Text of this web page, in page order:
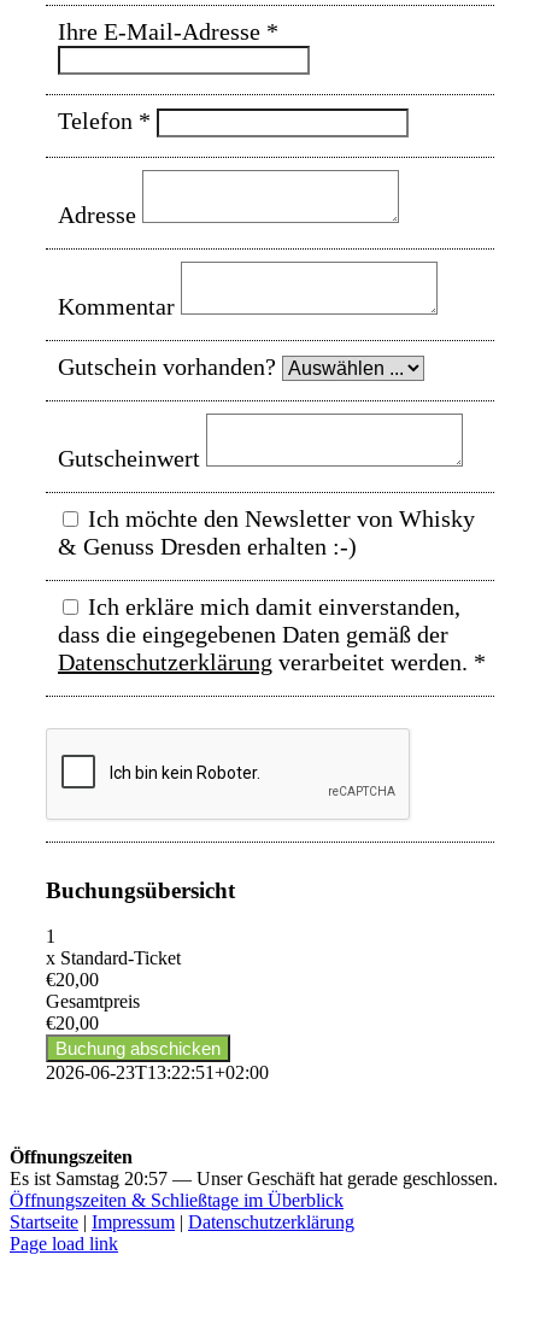
Ihre E-Mail-Adresse *
Telefon *
Adresse
Kommentar
Gutschein vorhanden?
Gutscheinwert
Ich möchte den Newsletter von Whisky
& Genuss Dresden erhalten :-)
Ich erkläre mich damit einverstanden,
dass die eingegebenen Daten gemäß der
Datenschutzerklärung verarbeitet werden. *
Buchungsübersicht
1
x Standard-Ticket
€20,00
Gesamtpreis
€20,00
2026-06-23T13:22:51+02:00
Öffnungszeiten
Es ist Samstag 20:57 — Unser Geschäft hat gerade geschlossen.
Öffnungszeiten & Schließtage im Überblick
Startseite | Impressum | Datenschutzerklärung
Page load link